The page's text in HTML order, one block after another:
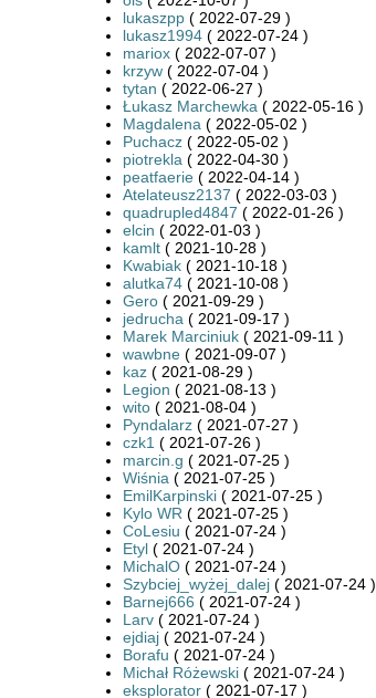
lukaszpp( 2022-07-29 )
lukasz1994( 2022-07-24 )
mariox( 2022-07-07 )
krzyw( 2022-07-04 )
tytan ( 2022-06-27 )
Łukasz Marchewka ( 2022-05-16 )
Magdalena ( 2022-05-02 )
Puchacz( 2022-05-02 )
piotrekla ( 2022-04-30 )
peatfaerie( 2022-04-14 )
Atelateusz2137 ( 2022-03-03 )
quadrupled4847 ( 2022-01-26 )
elcin ( 2022-01-03 )
kamlt( 2021-10-28 )
Kwabiak( 2021-10-18 )
alutka74( 2021-10-08 )
Gero( 2021-09-29 )
jedrucha ( 2021-09-17 )
Marek Marciniuk( 2021-09-11 )
wawbne( 2021-09-07 )
kaz( 2021-08-29 )
Legion ( 2021-08-13 )
wito( 2021-08-04 )
Pyndalarz( 2021-07-27 )
czk1 ( 2021-07-26 )
marcin.g ( 2021-07-25 )
Wiśnia ( 2021-07-25 )
EmilKarpinski( 2021-07-25 )
Kylo WR ( 2021-07-25 )
CoLesiu ( 2021-07-24 )
Etyl( 2021-07-24 )
MichalO( 2021-07-24 )
Szybciej_wyżej_dalej( 2021-07-24 )
Barnej666 ( 2021-07-24 )
Larv( 2021-07-24 )
ejdiaj( 2021-07-24 )
Borafu ( 2021-07-24 )
Michał Różewski( 2021-07-24 )
eksplorator( 2021-07-17 )